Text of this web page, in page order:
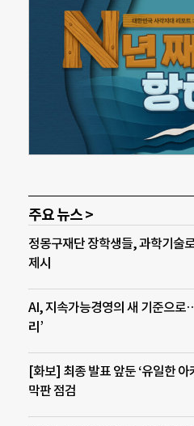
주요 뉴스 >
정몽구재단 장학생들, 과학기술
제시
AI, 지속가능경영의 새 기준으로
리’
[화보] 최종 발표 앞둔 ‘유일한
막판 점검